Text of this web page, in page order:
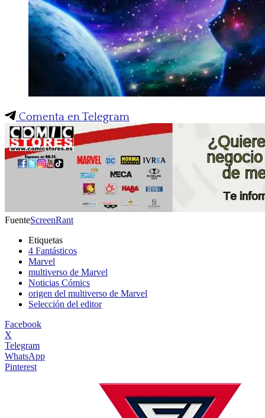
Comenta en Telegram
FuenteScreenRant
Etiquetas
4 Fantásticos
Marvel
multiverso de Marvel
Noticias Cómics
origen del multiverso de Marvel
Selección del editor
Facebook
X
Telegram
WhatsApp
Pinterest